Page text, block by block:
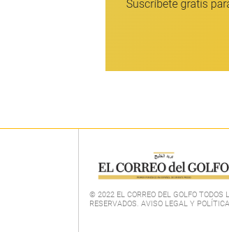
© 2022 EL CORREO DEL GOLFO TODOS
RESERVADOS. AVISO LEGAL Y